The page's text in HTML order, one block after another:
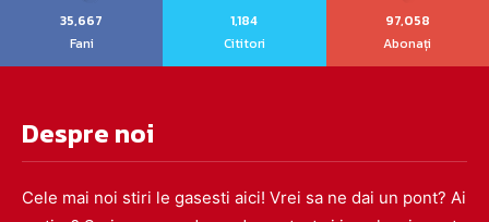
35,667
Fani
1,184
Cititori
97,058
Abonați
Despre noi
Cele mai noi stiri le gasesti aici! Vrei sa ne dai un pont? Ai